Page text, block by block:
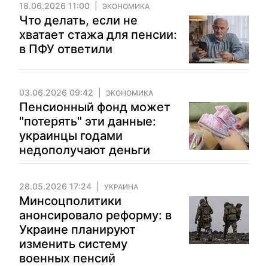
18.06.2026 11:00 ЭКОНОМИКА
Что делать, если не
хватает стажа для пенсии:
в ПФУ ответили
03.06.2026 09:42 ЭКОНОМИКА
Пенсионный фонд может
"потерять" эти данные:
украинцы годами
недополучают деньги
28.05.2026 17:24 УКРАИНА
Минсоцполитики
анонсировало реформу: в
Украине планируют
изменить систему
военных пенсий